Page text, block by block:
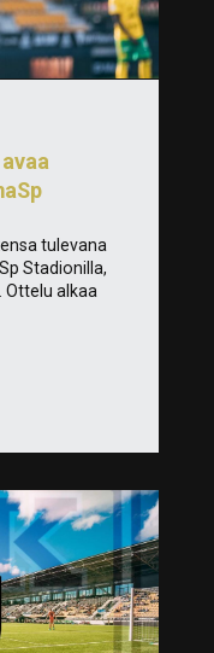
tulevana
Stadionilla,
Ottelu alkaa